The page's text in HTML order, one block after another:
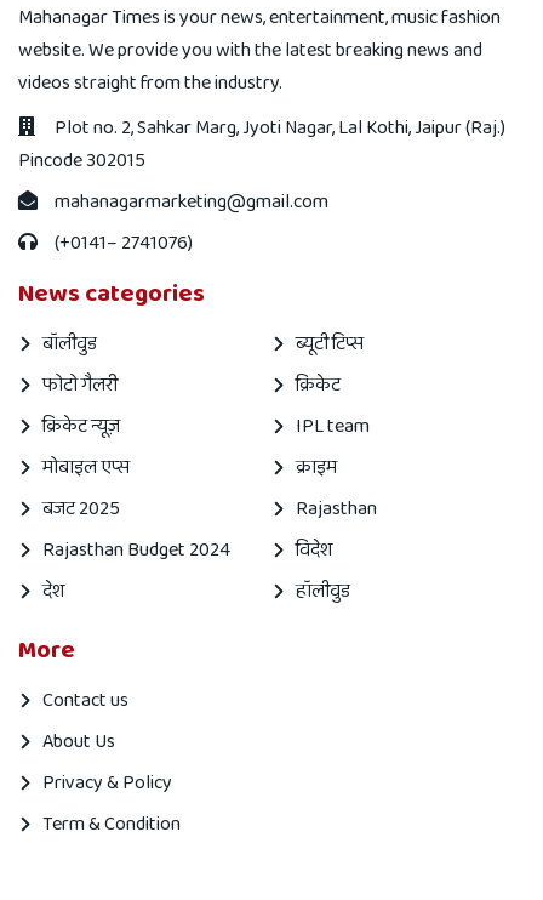
Mahanagar Times is your news, entertainment, music fashion
website. We provide you with the latest breaking news and
videos straight from the industry.
Plot no. 2, Sahkar Marg, Jyoti Nagar, Lal Kothi, Jaipur (Raj.)
Pincode 302015
mahanagarmarketing@gmail.com
(+0141– 2741076)
News categories
बॉलीवुड
ब्यूटी टिप्स
फोटो गैलरी
क्रिकेट
क्रिकेट न्यूज़
IPL team
मोबाइल एप्स
क्राइम
बजट 2025
Rajasthan
Rajasthan Budget 2024
विदेश
देश
हॉलीवुड
More
Contact us
About Us
Privacy & Policy
Term & Condition